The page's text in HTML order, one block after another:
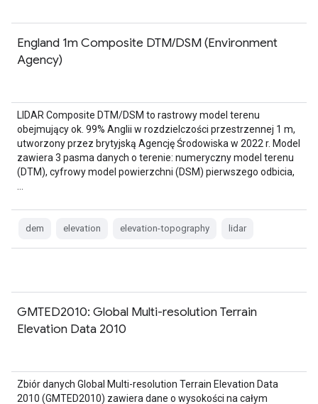
England 1m Composite DTM/DSM (Environment
Agency)
LIDAR Composite DTM/DSM to rastrowy model terenu
obejmujący ok. 99% Anglii w rozdzielczości przestrzennej 1 m,
utworzony przez brytyjską Agencję Środowiska w 2022 r. Model
zawiera 3 pasma danych o terenie: numeryczny model terenu
(DTM), cyfrowy model powierzchni (DSM) pierwszego odbicia,
dem elevation elevation-topography lidar
GMTED2010: Global Multi-resolution Terrain
Elevation Data 2010
Zbiór danych Global Multi-resolution Terrain Elevation Data
2010 (GMTED2010) zawiera dane o wysokości na całym